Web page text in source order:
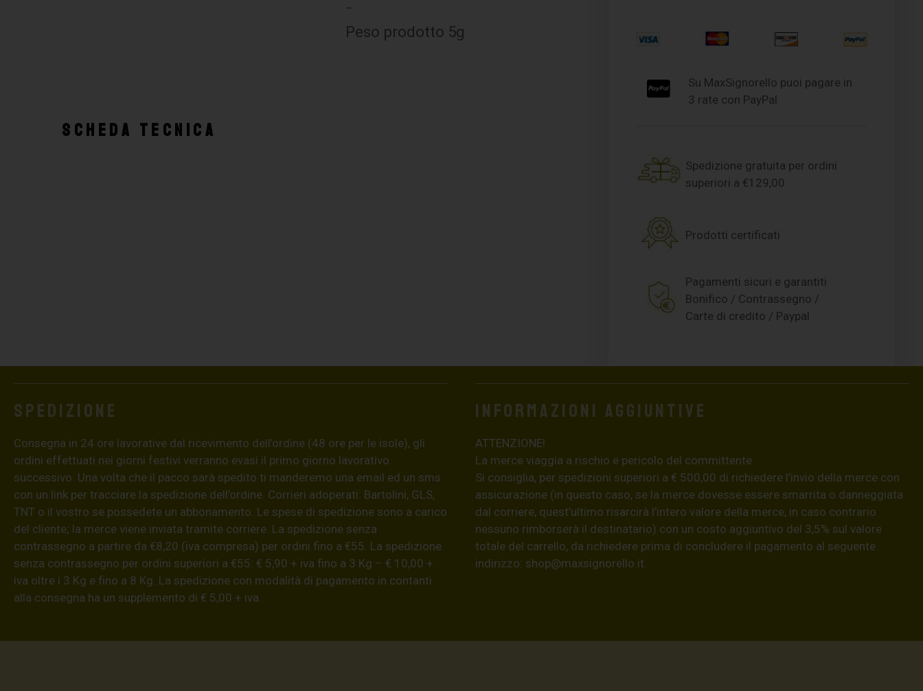
–
Peso prodotto 5g
SCHEDA TECNICA
Su MaxSignorello puoi pagare in
3 rate con PayPal
Spedizione gratuita per ordini
superiori a €129,00
Prodotti certificati
Pagamenti sicuri e garantiti
Bonifico / Contrassegno /
Carte di credito / Paypal
Spedizione
Consegna in 24 ore lavorative dal ricevimento dell’ordine (48 ore per le isole), gli
ordini effettuati nei giorni festivi verranno evasi il primo giorno lavorativo
successivo. Una volta che il pacco sarà spedito ti manderemo una email ed un sms
con un link per tracciare la spedizione dell’ordine. Corrieri adoperati: Bartolini, GLS,
TNT o il vostro se possedete un abbonamento. Le spese di spedizione sono a carico
del cliente; la merce viene inviata tramite corriere. La spedizione senza
contrassegno a partire da €8,20 (iva compresa) per ordini fino a €55. La spedizione
senza contrassegno per ordini superiori a €55: € 5,90 + iva fino a 3 Kg – € 10,00 +
iva oltre i 3 Kg e fino a 8 Kg. La spedizione con modalità di pagamento in contanti
alla consegna ha un supplemento di € 5,00 + iva.
Informazioni aggiuntive
ATTENZIONE!
La merce viaggia a rischio e pericolo del committente.
Si consiglia, per spedizioni superiori a € 500,00 di richiedere l’invio della merce con
assicurazione (in questo caso, se la merce dovesse essere smarrita o danneggiata
dal corriere, quest’ultimo risarcirà l’intero valore della merce, in caso contrario
nessuno rimborserà il destinatario) con un costo aggiuntivo del 3,5% sul valore
totale del carrello, da richiedere prima di concludere il pagamento al seguente
indirizzo: shop@maxsignorello.it